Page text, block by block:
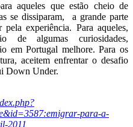
aqueles que estão cheio de
se dissiparam, a grande parte
experiência. Para aqueles,
de algumas curiosidades,
em Portugal melhore. Para os
aceitem enfrentar o desafio
Down Under.
para-a-
2011